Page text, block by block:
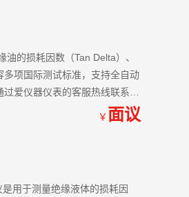
的损耗因数（Tan Delta）、
项国际测试标准，支持全自动
爱仪器仪表的客服热线联系我
￥ 面议
用于测量绝缘液体的损耗因